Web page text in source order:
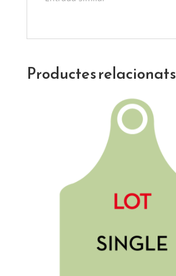
Productes relacionats